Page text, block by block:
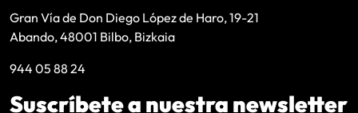
Gran Vía de Don Diego López de Haro, 19-21
Abando, 48001 Bilbo, Bizkaia
944 05 88 24
Suscríbete a nuestra newsletter